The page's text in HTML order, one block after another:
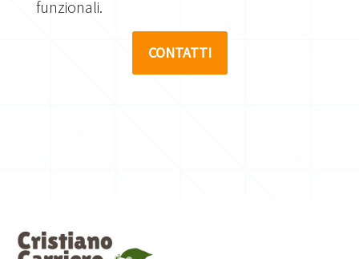
funzionali.
CONTATTI